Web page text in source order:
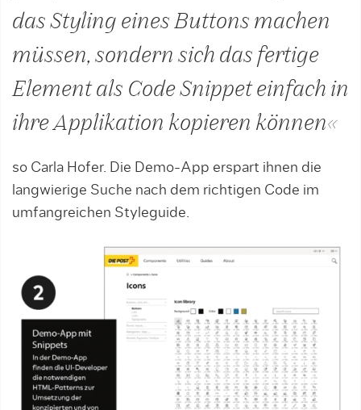
das Styling eines But­tons machen
müssen, sondern sich das fer­tige
Element als Code Snippet einfach in
ihre Applikation kopieren können«
so Carla Hofer. Die Demo-App erspart ihnen die
langwierige Suche nach dem richtigen Code im
umfangreichen Styleguide.